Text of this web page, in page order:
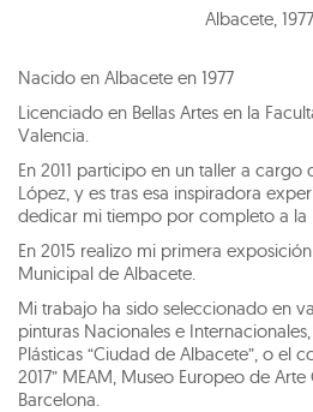
Albacete, 1977
Nacido en Albacete en 1977
Licenciado en Bellas Artes en la
Valencia.
En 2011 participo en un taller a
López, y es tras esa inspiradora
dedicar mi tiempo por completo a la
En 2015 realizo mi primera
Municipal de Albacete.
Mi trabajo ha sido seleccionado en
pinturas Nacionales e
Plásticas “Ciudad de Albacete”, o el
2017” MEAM, Museo Europeo de
Barcelona.